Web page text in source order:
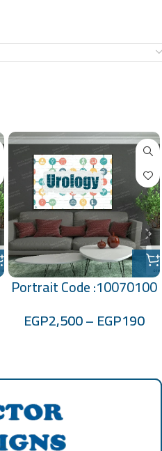
Portrait Code :10070100
EGP190
–
EGP2,500